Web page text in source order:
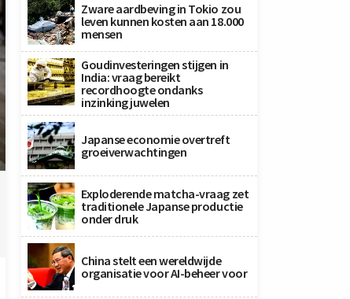
Zware aardbeving in Tokio zou
leven kunnen kosten aan 18.000
mensen
Goudinvesteringen stijgen in
India: vraag bereikt
recordhoogte ondanks
inzinking juwelen
Japanse economie overtreft
groeiverwachtingen
Exploderende matcha-vraag zet
traditionele Japanse productie
onder druk
China stelt een wereldwijde
organisatie voor AI-beheer voor